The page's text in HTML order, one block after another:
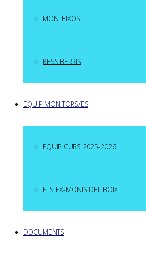
MONTEIXOS
BESSIBERRIS
EQUIP MONITORS/ES
EQUIP CURS 2025-2026
ELS EX-MONIS DEL BOIX
DOCUMENTS